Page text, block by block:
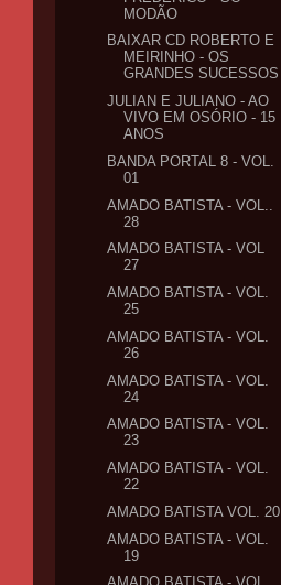
MODÃO
BAIXAR CD ROBERTO E
MEIRINHO - OS
GRANDES SUCESSOS
JULIAN E JULIANO - AO
VIVO EM OSÓRIO - 15
ANOS
BANDA PORTAL 8 - VOL.
01
AMADO BATISTA - VOL..
28
AMADO BATISTA - VOL
27
AMADO BATISTA - VOL.
25
AMADO BATISTA - VOL.
26
AMADO BATISTA - VOL.
24
AMADO BATISTA - VOL.
23
AMADO BATISTA - VOL.
22
AMADO BATISTA VOL. 20
AMADO BATISTA - VOL.
19